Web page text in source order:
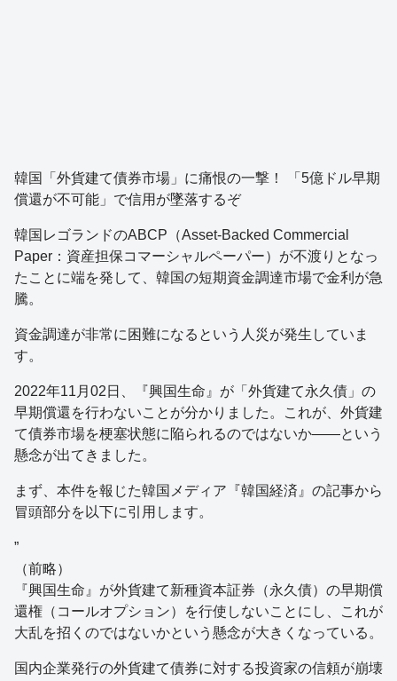
韓国「外貨建て債券市場」に痛恨の一撃！ 「5億ドル早期
償還が不可能」で信用が墜落するぞ
韓国レゴランドのABCP（Asset-Backed Commercial
Paper：資産担保コマーシャルペーパー）が不渡りとなっ
たことに端を発して、韓国の短期資金調達市場で金利が急
騰。
資金調達が非常に困難になるという人災が発生していま
す。
2022年11月02日、『興国生命』が「外貨建て永久債」の
早期償還を行わないことが分かりました。これが、外貨建
て債券市場を梗塞状態に陥られるのではないか――という
懸念が出てきました。
まず、本件を報じた韓国メディア『韓国経済』の記事から
冒頭部分を以下に引用します。
”
（前略）
『興国生命』が外貨建て新種資本証券（永久債）の早期償
還権（コールオプション）を行使しないことにし、これが
大乱を招くのではないかという懸念が大きくなっている。
国内企業発行の外貨建て債券に対する投資家の信頼が崩壊